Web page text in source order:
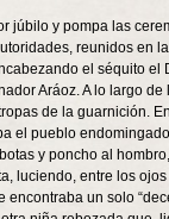
júbilo y pompa las
reunidos en
el séquito el
Aráoz. A lo largo de
de la guarnición.
el pueblo
y poncho al
luciendo, entre los
un solo